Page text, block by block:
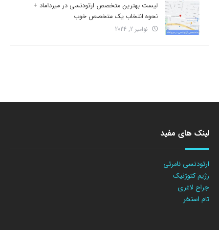
لیست بهترین متخصص ارتودنسی در میرداماد +
نحوه انتخاب یک متخصص خوب
نوامبر 2, 2024
لینک های مفید
ارتودنسی نامرئی
رژیم کتوژنیک
جراح لاغری
تام استخر